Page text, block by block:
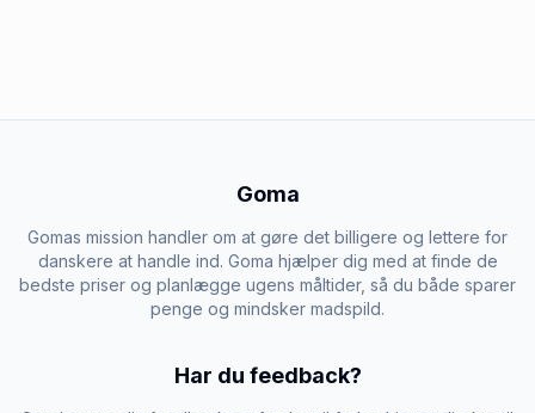
Goma
Gomas mission handler om at gøre det billigere og lettere for
danskere at handle ind. Goma hjælper dig med at finde de
bedste priser og planlægge ugens måltider, så du både sparer
penge og mindsker madspild.
Har du feedback?